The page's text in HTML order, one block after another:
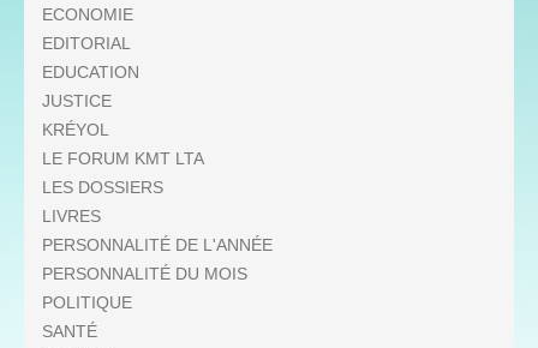
ECONOMIE
EDITORIAL
EDUCATION
JUSTICE
KRÉYOL
LE FORUM KMT LTA
LES DOSSIERS
LIVRES
PERSONNALITÉ DE L'ANNÉE
PERSONNALITÉ DU MOIS
POLITIQUE
SANTÉ